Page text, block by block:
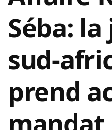
Séba:
sud-
prend
mandat